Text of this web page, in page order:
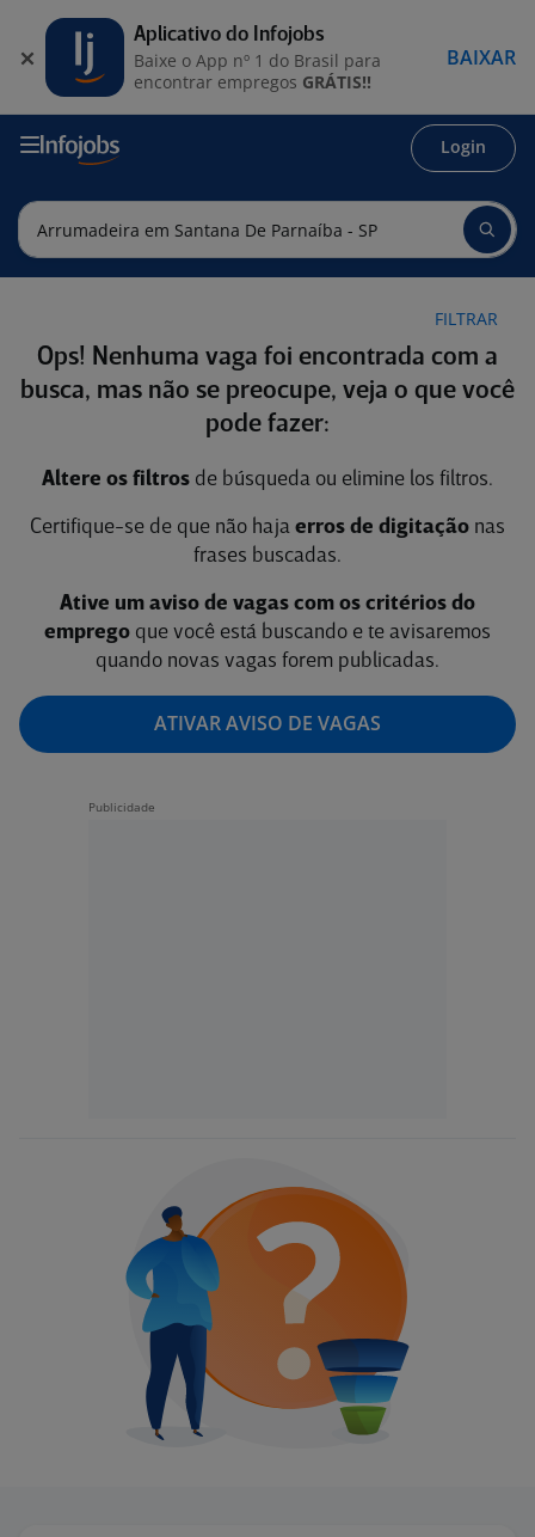
Login
FILTRAR
Ops! Nenhuma vaga foi encontrada com a
busca, mas não se preocupe, veja o que você
pode fazer:
Altere os filtros de búsqueda ou elimine los filtros.
Certifique-se de que não haja erros de digitação nas
frases buscadas.
Ative um aviso de vagas com os critérios do
emprego que você está buscando e te avisaremos
quando novas vagas forem publicadas.
ATIVAR AVISO DE VAGAS
Aplicativo do Infojobs
Baixe o App nº 1 do Brasil para
encontrar empregos GRÁTIS!!
BAIXAR